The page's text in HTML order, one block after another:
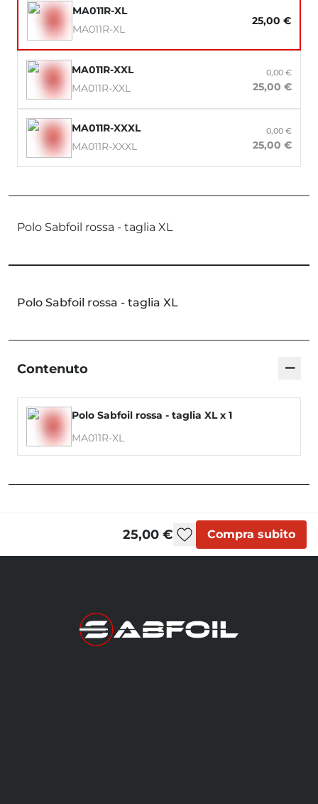
MA011R-XL
MA011R-XL
25,00 €
MA011R-XXL
MA011R-XXL
0,00 €
25,00 €
MA011R-XXXL
MA011R-XXXL
0,00 €
25,00 €
Polo Sabfoil rossa - taglia XL
Polo Sabfoil rossa - taglia XL
Contenuto −
Polo Sabfoil rossa - taglia XL x 1
MA011R-XL
25,00 € Compra subito